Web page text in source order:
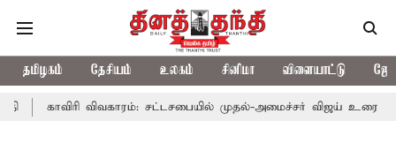
தமிழகம் தேசியம் உலகம் சினிமா விளையாட்டு
விவகாரம்: சட்டசபையில் முதல்-அமைச்சர் விஜய் உரை காவிரி